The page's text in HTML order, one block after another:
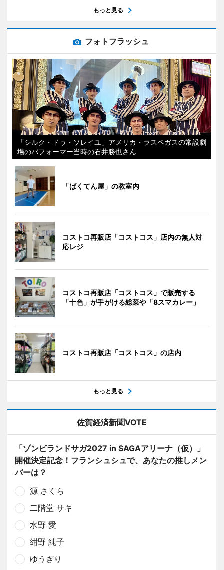
もっと見る
フォトフラッシュ
「シルク・ドゥ・ソレイユ」アメリカ・ラスベガスの常設劇
場のパフォーマー当時の石井勝也さん
「ばくてん屋」の教室内
コストコ再販店「コストコス」店内の無人対
応レジ
コストコ再販店「コストコス」で販売する
「十色」が手がける総菜や「8スマカレー」
コストコ再販店「コストコス」の店内
もっと見る
佐賀経済新聞VOTE
「ゾンビランドサガ2027 in SAGAアリーナ（仮）」
開催決定記念！フランシュシュで、あなたの推しメン
バーは？
源 さくら
二階堂 サキ
水野 愛
紺野 純子
ゆうぎり